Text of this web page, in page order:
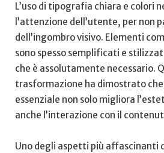
L’uso di‍ tipografia‍ chiara e colori
l’attenzione dell’utente, per ​non
dell’ingombro visivo. Elementi
sono⁣ spesso semplificati ⁣e
che è assolutamente necessario.
trasformazione⁤ ha dimostrato
essenziale non solo migliora
anche l’interazione con il
Uno degli aspetti più affascinanti